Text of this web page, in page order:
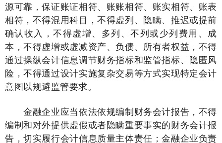
源可靠，保证账证相符、账账相符、账实相符、账表
相符，不得混用科目，不得虚列、隐瞒、推迟或提前
确认收入，不得虚增、多列、不列或少列费用、成
本，不得虚增或虚减资产、负债、所有者权益，不得
通过操纵会计信息调节财务指标和监管指标、隐匿风
险，不得通过设计实施复杂交易等方式实现特定会计
意图以规避监管要求。
金融企业应当依法依规编制财务会计报告，不得
编制和对外提供虚假或者隐瞒重要事实的财务会计报
告，切实履行会计信息质量主体责任；金融企业负责